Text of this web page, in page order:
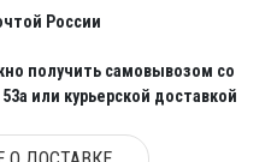
России
получить самовывозом со
или курьерской доставкой